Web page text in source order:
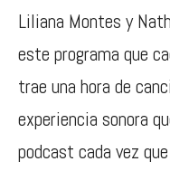
Liliana Montes y
este programa que
trae una hora de
experiencia sonora
podcast cada vez